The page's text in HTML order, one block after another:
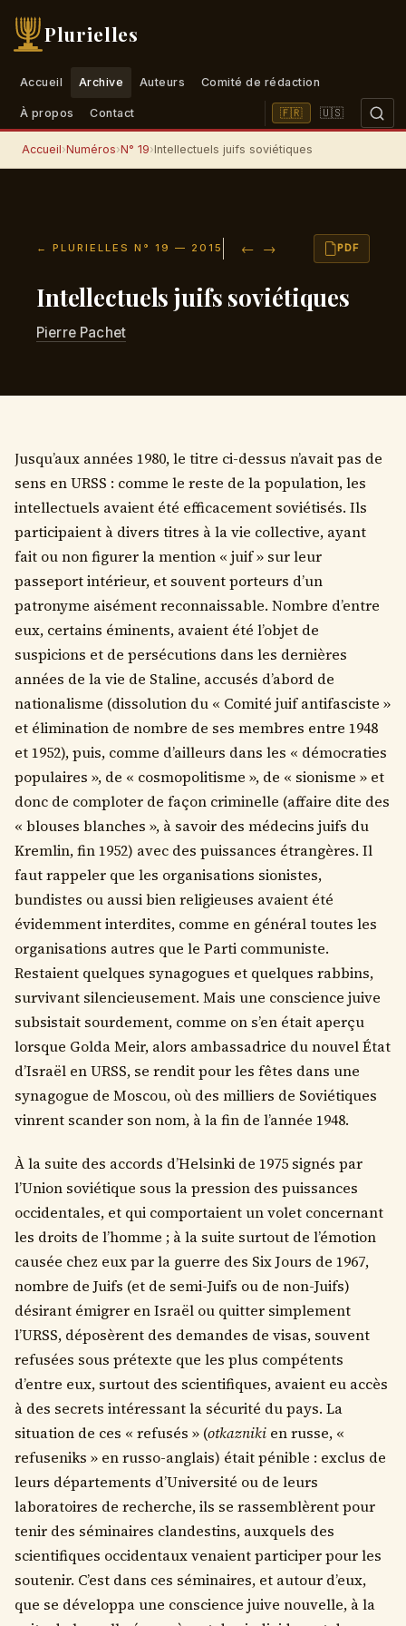
Plurielles
Accueil Archive Auteurs Comité de rédaction
À propos Contact 🇫🇷 🇺🇸
Accueil›Numéros›N° 19›Intellectuels juifs soviétiques
← PLURIELLES N° 19 — 2015 ← → PDF
Intellectuels juifs soviétiques
Pierre Pachet
Jusqu’aux années 1980, le titre ci-dessus n’avait pas de
sens en URSS : comme le reste de la population, les
intellectuels avaient été efficacement soviétisés. Ils
participaient à divers titres à la vie collective, ayant
fait ou non figurer la mention « juif » sur leur
passeport intérieur, et souvent porteurs d’un
patronyme aisément reconnaissable. Nombre d’entre
eux, certains éminents, avaient été l’objet de
suspicions et de persécutions dans les dernières
années de la vie de Staline, accusés d’abord de
nationalisme (dissolution du « Comité juif antifasciste »
et élimination de nombre de ses membres entre 1948
et 1952), puis, comme d’ailleurs dans les « démocraties
populaires », de « cosmopolitisme », de « sionisme » et
donc de comploter de façon criminelle (affaire dite des
« blouses blanches », à savoir des médecins juifs du
Kremlin, fin 1952) avec des puissances étrangères. Il
faut rappeler que les organisations sionistes,
bundistes ou aussi bien religieuses avaient été
évidemment interdites, comme en général toutes les
organisations autres que le Parti communiste.
Restaient quelques synagogues et quelques rabbins,
survivant silencieusement. Mais une conscience juive
subsistait sourdement, comme on s’en était aperçu
lorsque Golda Meir, alors ambassadrice du nouvel État
d’Israël en URSS, se rendit pour les fêtes dans une
synagogue de Moscou, où des milliers de Soviétiques
vinrent scander son nom, à la fin de l’année 1948.
À la suite des accords d’Helsinki de 1975 signés par
l’Union soviétique sous la pression des puissances
occidentales, et qui comportaient un volet concernant
les droits de l’homme ; à la suite surtout de l’émotion
causée chez eux par la guerre des Six Jours de 1967,
nombre de Juifs (et de semi-Juifs ou de non-Juifs)
désirant émigrer en Israël ou quitter simplement
l’URSS, déposèrent des demandes de visas, souvent
refusées sous prétexte que les plus compétents
d’entre eux, surtout des scientifiques, avaient eu accès
à des secrets intéressant la sécurité du pays. La
situation de ces « refusés » (otkazniki en russe, «
refuseniks » en russo-anglais) était pénible : exclus de
leurs départements d’Université ou de leurs
laboratoires de recherche, ils se rassemblèrent pour
tenir des séminaires clandestins, auxquels des
scientifiques occidentaux venaient participer pour les
soutenir. C’est dans ces séminaires, et autour d’eux,
que se développa une conscience juive nouvelle, à la